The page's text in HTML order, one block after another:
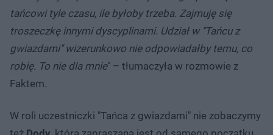
tańcowi tyle czasu, ile byłoby trzeba. Zajmuję się
troszeczkę innymi dyscyplinami. Udział w "Tańcu z
gwiazdami" wizerunkowo nie odpowiadałby temu, co
robię. To nie dla mnie" – tłumaczyła w rozmowie z
Faktem.
W roli uczestniczki "Tańca z gwiazdami" nie zobaczymy